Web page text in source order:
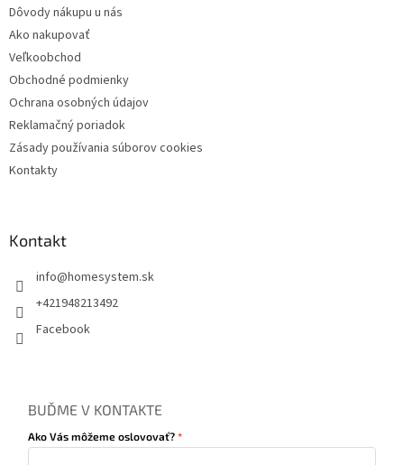
Dôvody nákupu u nás
Ako nakupovať
Veľkoobchod
Obchodné podmienky
Ochrana osobných údajov
Reklamačný poriadok
Zásady používania súborov cookies
Kontakty
Kontakt
info@homesystem.sk
+421948213492
Facebook
BUĎME V KONTAKTE
Ako Vás môžeme oslovovať?